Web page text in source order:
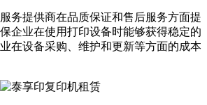
务提供商在品质保证和售后服务方面提
企业在使用打印设备时能够获得稳定的
在设备采购、维护和更新等方面的成本